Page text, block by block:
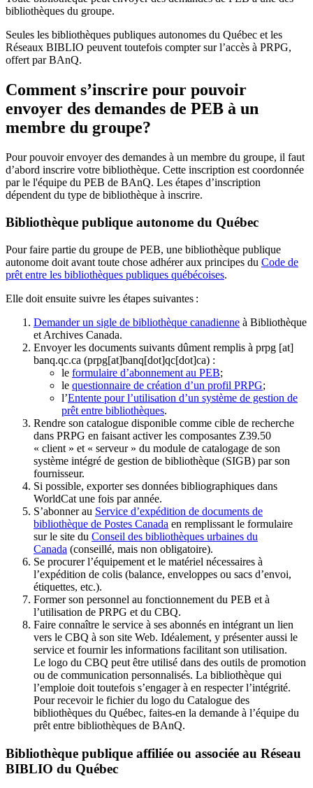
bibliothèques du groupe.
Seules les bibliothèques publiques autonomes du Québec et les
Réseaux BIBLIO peuvent toutefois compter sur l’accès à PRPG,
offert par BAnQ.
Comment s’inscrire pour pouvoir
envoyer des demandes de PEB à un
membre du groupe?
Pour pouvoir envoyer des demandes à un membre du groupe, il faut
d’abord inscrire votre bibliothèque. Cette inscription est coordonnée
par le l'équipe du PEB de BAnQ. Les étapes d’inscription
dépendent du type de bibliothèque à inscrire.
Bibliothèque publique autonome du Québec
Pour faire partie du groupe de PEB, une bibliothèque publique
autonome doit avant toute chose adhérer aux principes du Code de
prêt entre les bibliothèques publiques québécoises.
Elle doit ensuite suivre les étapes suivantes :
Demander un sigle de bibliothèque canadienne à Bibliothèque
et Archives Canada.
Envoyer les documents suivants dûment remplis à prpg [at]
banq.qc.ca (prpg[at]banq[dot]qc[dot]ca) :
le formulaire d’abonnement au PEB;
le questionnaire de création d’un profil PRPG;
l’Entente pour l’utilisation d’un système de gestion de
prêt entre bibliothèques.
Rendre son catalogue disponible comme cible de recherche
dans PRPG en faisant activer les composantes Z39.50
« client » et « serveur » du module de catalogage de son
système intégré de gestion de bibliothèque (SIGB) par son
fournisseur.
Si possible, exporter ses données bibliographiques dans
WorldCat une fois par année.
S’abonner au Service d’expédition de documents de
bibliothèque de Postes Canada en remplissant le formulaire
sur le site du Conseil des bibliothèques urbaines du
Canada (conseillé, mais non obligatoire).
Se procurer l’équipement et le matériel nécessaires à
l’expédition de colis (balance, enveloppes ou sacs d’envoi,
étiquettes, etc.).
Former son personnel au fonctionnement du PEB et à
l’utilisation de PRPG et du CBQ.
Faire connaître le service à ses abonnés en intégrant un lien
vers le CBQ à son site Web. Idéalement, y présenter aussi le
service et fournir les informations facilitant son utilisation.
Le logo du CBQ peut être utilisé dans des outils de promotion
ou de communication personnalisés. La bibliothèque qui
l’emploie doit toutefois s’engager à en respecter l’intégrité.
Pour recevoir le fichier du logo du Catalogue des
bibliothèques du Québec, faites-en la demande à l’équipe du
prêt entre bibliothèques de BAnQ.
Bibliothèque publique affiliée ou associée au Réseau
BIBLIO du Québec